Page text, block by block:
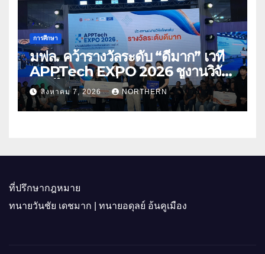
การศึกษา
มฟล. คว้ารางวัลระดับ “ดีมาก” เวที
APPTech EXPO 2026 ชูงานวิจัย
สมุนไพร ขับเคลื่อนนวัตกรรมสู่เชิง
พาณิชย์
สิงหาคม 7, 2026 NORTHERN
ที่ปรึกษากฎหมาย
ทนายวันชัย เดชมาก | ทนายอดุลย์ อ้นคูเมือง